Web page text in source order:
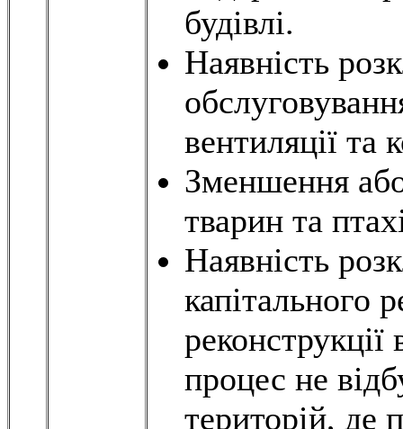
будівлі.
Наявність
вентиляції та
Зменшення
тварин та
Наявність
капітального
процес не
територій, де